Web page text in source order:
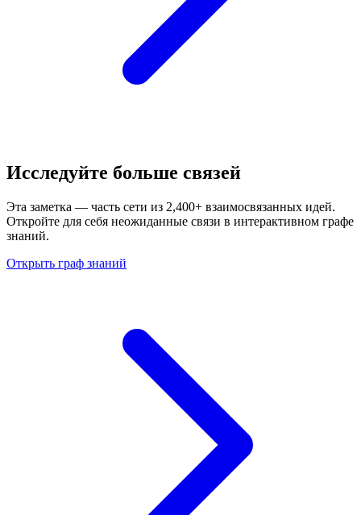
Исследуйте больше связей
Эта заметка — часть сети из 2,400+ взаимосвязанных идей.
Откройте для себя неожиданные связи в интерактивном графе
знаний.
Открыть граф знаний